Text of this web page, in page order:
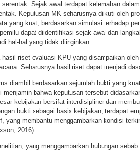
serentak. Sejak awal terdapat kelemahan
Keputusan MK seharusnya diikuti oleh
yang kuat, berdasarkan simulasi terhadap
dapat diidentifikasi sejak awal dan
hal-hal yang tidak diinginkan.
riset evaluasi KPU yang disampaikan
Seharusnya hasil riset dapat menjadi
diambil berdasarkan sejumlah bukti yang
menjamin bahwa keputusan tersebut
kebijakan bersifat interdisipliner dan
bukti sebagai basis kebijakan, terdapat
yang membantu menggambarkan kondisi
2016)
yang menggambarkan hubungan